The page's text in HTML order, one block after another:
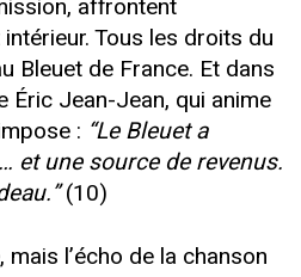
affrontent
Tous les droits du
Bleuet de France. Et dans
Éric Jean-Jean, qui anime
: “Le Bleuet a
et une source de revenus.
(10)
l’écho de la chanson